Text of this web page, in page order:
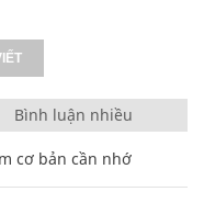
Bình luận nhiều
cơ bản cần nhớ